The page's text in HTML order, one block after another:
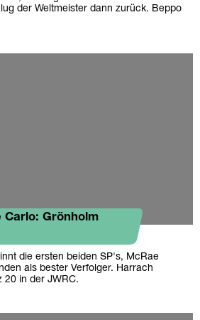
der Weltmeister dann zurück. Beppo
Carlo: Grönholm
die ersten beiden SP's, McRae
als bester Verfolger. Harrach
20 in der JWRC.